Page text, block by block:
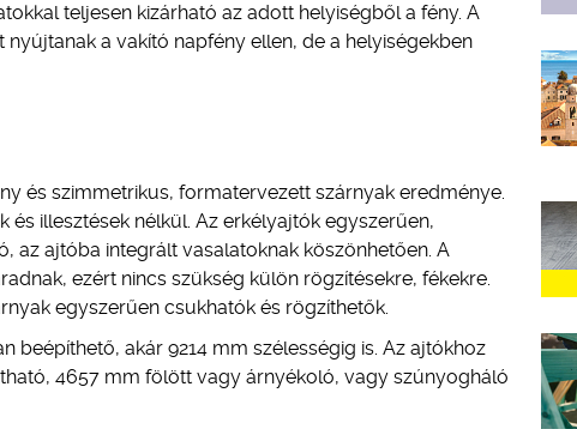
teljesen kizárható az adott helyiségből a fény. A
a vakító napfény ellen, de a helyiségekben
és szimmetrikus, formatervezett szárnyak eredménye.
illesztések nélkül. Az erkélyajtók egyszerűen,
az ajtóba integrált vasalatoknak köszönhetően. A
ezért nincs szükség külön rögzítésekre, fékekre.
egyszerűen csukhatók és rögzíthetők.
akár 9214 mm szélességig is. Az ajtókhoz
4657 mm fölött vagy árnyékoló, vagy szúnyogháló